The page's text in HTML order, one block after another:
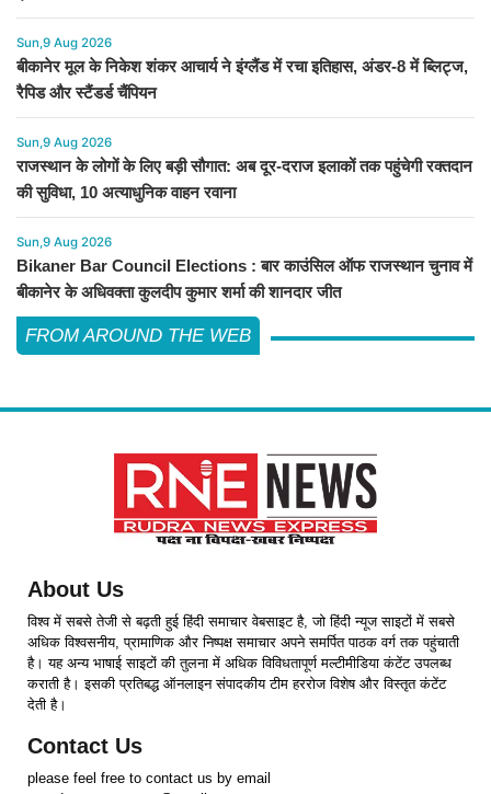
Sun,9 Aug 2026
बीकानेर मूल के निकेश शंकर आचार्य ने इंग्लैंड में रचा इतिहास, अंडर-8 में ब्लिट्ज,
रैपिड और स्टैंडर्ड चैंपियन
Sun,9 Aug 2026
राजस्थान के लोगों के लिए बड़ी सौगात: अब दूर-दराज इलाकों तक पहुंचेगी रक्तदान
की सुविधा, 10 अत्याधुनिक वाहन रवाना
Sun,9 Aug 2026
Bikaner Bar Council Elections : बार काउंसिल ऑफ राजस्थान चुनाव में
बीकानेर के अधिवक्ता कुलदीप कुमार शर्मा की शानदार जीत
FROM AROUND THE WEB
About Us
विश्व में सबसे तेजी से बढ़ती हुई हिंदी समाचार वेबसाइट है, जो हिंदी न्यूज साइटों में सबसे
अधिक विश्वसनीय, प्रामाणिक और निष्पक्ष समाचार अपने समर्पित पाठक वर्ग तक पहुंचाती
है। यह अन्य भाषाई साइटों की तुलना में अधिक विविधतापूर्ण मल्टीमीडिया कंटेंट उपलब्ध
कराती है। इसकी प्रतिबद्ध ऑनलाइन संपादकीय टीम हररोज विशेष और विस्तृत कंटेंट
देती है।
Contact Us
please feel free to contact us by email